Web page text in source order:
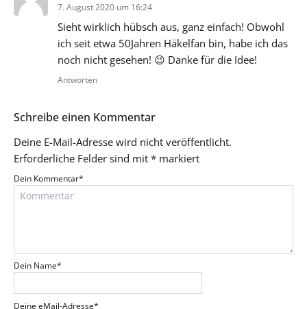
7. August 2020 um 16:24
Sieht wirklich hübsch aus, ganz einfach! Obwohl
ich seit etwa 50Jahren Häkelfan bin, habe ich das
noch nicht gesehen! 😉 Danke für die Idee!
Antworten
Schreibe einen Kommentar
Deine E-Mail-Adresse wird nicht veröffentlicht.
Erforderliche Felder sind mit * markiert
Dein Kommentar*
Dein Name*
Deine eMail-Adresse*